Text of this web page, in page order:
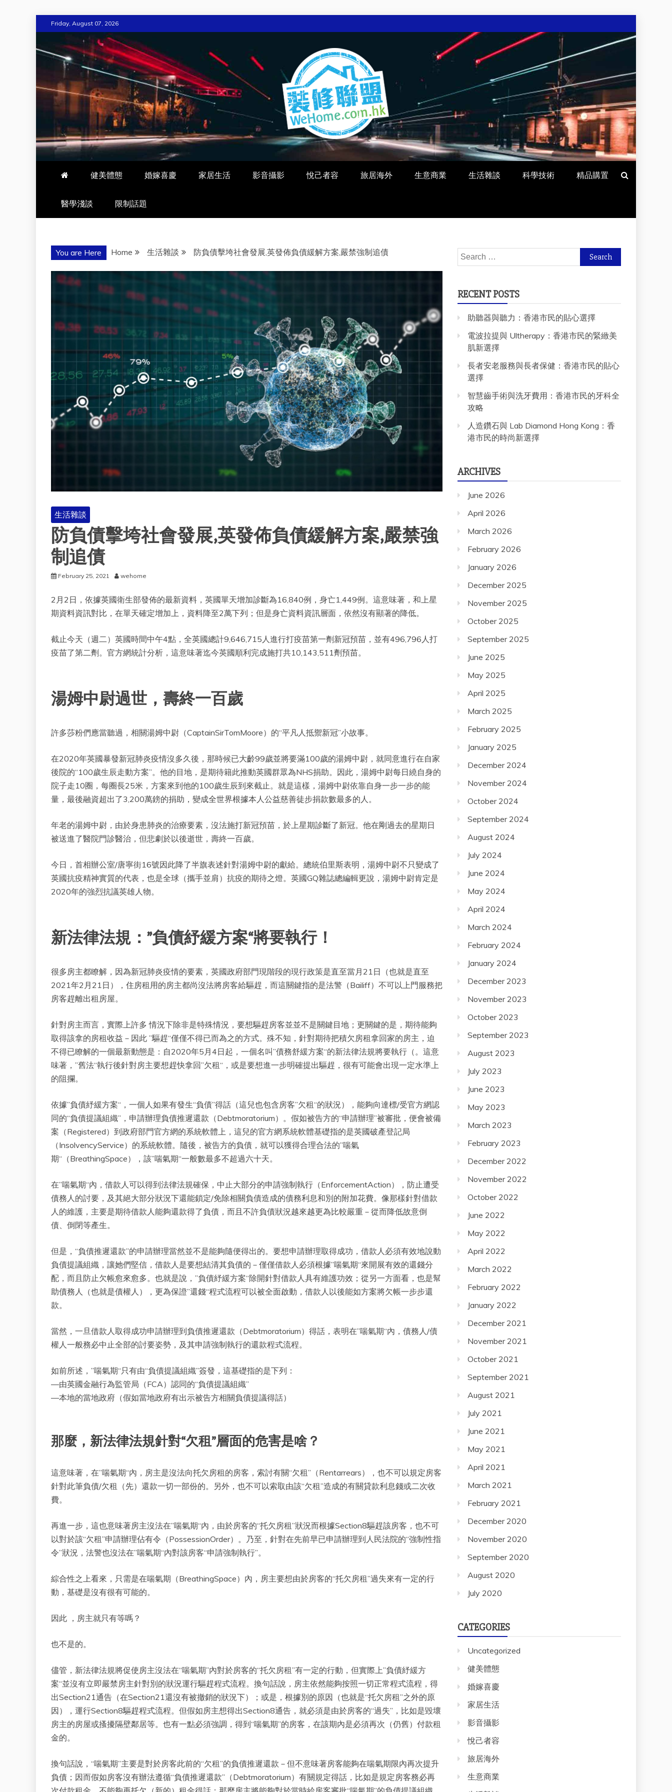
to
content
Friday, August 07, 2026
WEHOME
愛回家
健美體態 婚嫁喜慶 家居生活 影音攝影 悅己者容 旅居海外 生意商業 生活雜談 科學技術 精品購置
醫學淺談 限制話題
You are Here Home 生活雜談 防負債擊垮社會發展,英發佈負債緩解方案,嚴禁強制追債
生活雜談
防負債擊垮社會發展,英發佈負債緩解方案,嚴禁強
制追債
February 25, 2021 wehome
2月2日，依據英國衛生部發佈的最新資料，英國單天增加診斷為16,840例，身亡1,449例。這意味著，和上星
期資料資訊對比，在單天確定增加上，資料降至2萬下列；但是身亡資料資訊層面，依然沒有顯著的降低。
截止今天（週二）英國時間中午4點，全英國總計9,646,715人進行打疫苗第一劑新冠預苗，並有496,796人打
疫苗了第二劑。官方網統計分析，這意味著迄今英國順利完成施打共10,143,511劑預苗。
湯姆中尉過世，壽終一百歲
許多莎粉們應當聽過，相關湯姆中尉（CaptainSirTomMoore）的“平凡人抵禦新冠”小故事。
在2020年英國暴發新冠肺炎疫情沒多久後，那時候已大齡99歲並將要滿100歲的湯姆中尉，就同意進行在自家
後院的“100歲生辰走動方案”。他的目地，是期待籍此推動英國群眾為NHS捐助。因此，湯姆中尉每日繞自身的
院子走10圈，每圈長25米，方案來到他的100歲生辰到來截止。就是這樣，湯姆中尉依靠自身一步一步的能
量，最後融資超出了3,200萬鎊的捐助，變成全世界根據本人公益慈善徒步捐款數最多的人。
年老的湯姆中尉，由於身患肺炎的治療要素，沒法施打新冠預苗，於上星期診斷了新冠。他在剛過去的星期日
被送進了醫院門診醫治，但悲劇於以後逝世，壽終一百歲。
今日，首相辦公室/唐寧街16號因此降了半旗表述針對湯姆中尉的獻給。總統伯里斯表明，湯姆中尉不只變成了
英國抗疫精神實質的代表，也是全球（攜手並肩）抗疫的期待之燈。英國GQ雜誌總編輯更說，湯姆中尉肯定是
2020年的強烈抗議英雄人物。
新法律法規：”負債紓緩方案“將要執行！
很多房主都瞭解，因為新冠肺炎疫情的要素，英國政府部門現階段的現行政策是直至當月21日（也就是直至
2021年2月21日），住房租用的房主都尚沒法將房客給驅趕，而這關鍵指的是法警（Bailiff）不可以上門服務把
房客趕離出租房屋。
針對房主而言，實際上許多 情況下除非是特殊情況，要想驅趕房客並並不是關鍵目地；更關鍵的是，期待能夠
取得該拿的房租收益－因此 ”驅趕“僅僅不得已而為之的方式。殊不知，針對期待把積欠房租拿回家的房主，迫
不得已瞭解的一個最新動態是：自2020年5月4日起，一個名叫”債務舒緩方案“的新法律法規將要執行（。這意
味著，”舊法“執行後針對房主要想趕快拿回”欠租“，或是要想進一步明確提出驅趕，很有可能會出現一定水準上
的阻攔。
依據”負債紓緩方案“，一個人如果有發生“負債”得話（這兒也包含房客”欠租“的狀況），能夠向達標/受官方網認
同的“負債提議組織”，申請辦理負債推遲還款（Debtmoratorium）。假如被告方的“申請辦理”被審批，便會被備
案（Registered）到政府部門官方網的系統軟體上，這兒的官方網系統軟體基礎指的是英國破產登記局
（InsolvencyService）的系統軟體。隨後，被告方的負債，就可以獲得合理合法的”喘氣
期“（BreathingSpace），該”喘氣期“一般數最多不超過六十天。
在”喘氣期“內，借款人可以得到法律法規確保，中止大部分的申請強制執行（EnforcementAction），防止遭受
債務人的討要，及其絕大部分狀況下還能鎖定/免除相關負債造成的債務利息和別的附加花費。像那樣針對借款
人的維護，主要是期待借款人能夠還款得了負債，而且不許負債狀況越來越更為比較嚴重－從而降低故意倒
債、倒閉等產生。
但是，“負債推遲還款”的申請辦理當然並不是能夠隨便得出的。要想申請辦理取得成功，借款人必須有效地說動
負債提議組織，讓她們堅信，借款人是要想結清其負債的－僅僅借款人必須根據”喘氣期“來開展有效的還錢分
配，而且防止欠帳愈來愈多。也就是說，”負債紓緩方案“除開針對借款人具有維護功效；從另一方面看，也是幫
助債務人（也就是債權人），更為保證”還錢“程式流程可以被全面啟動，借款人以後能如方案將欠帳一步步還
款。
當然，一旦借款人取得成功申請辦理到負債推遲還款（Debtmoratorium）得話，表明在”喘氣期“內，債務人/債
權人一般務必中止全部的討要姿勢，及其申請強制執行的還款程式流程。
如前所述，”喘氣期“只有由“負債提議組織”簽發，這基礎指的是下列：
—由英國金融行為監管局（FCA）認同的“負債提議組織”
—本地的當地政府（假如當地政府有出示被告方相關負債提議得話）
那麼，新法律法規針對“欠租”層面的危害是啥？
這意味著，在”喘氣期“內，房主是沒法向托欠房租的房客，索討有關“欠租”（Rentarrears），也不可以規定房客
針對此筆負債/欠租（先）還款一切一部份的。另外，也不可以索取由該“欠租”造成的有關貸款利息錢或二次收
費。
再進一步，這也意味著房主沒法在”喘氣期“內，由於房客的“托欠房租”狀況而根據Section8驅趕該房客，也不可
以對於該“欠租”申請辦理佔有令（PossessionOrder）。乃至，針對在先前早已申請辦理到人民法院的“強制性指
令”狀況，法警也沒法在”喘氣期“內對該房客“申請強制執行”。
綜合性之上看來，只需是在喘氣期（BreathingSpace）內，房主要想由於房客的“托欠房租”過失來有一定的行
動，基礎是沒有很有可能的。
因此 ，房主就只有等嗎？
也不是的。
儘管，新法律法規將促使房主沒法在“喘氣期”內對於房客的“托欠房租”有一定的行動，但實際上”負債紓緩方
案“並沒有立即嚴禁房主針對別的狀況運行驅趕程式流程。換句話說，房主依然能夠按照一切正常程式流程，得
出Section21通告（在Section21還沒有被撤銷的狀況下）；或是，根據別的原因（也就是“托欠房租”之外的原
因），運行Section8驅趕程式流程。但假如房主想得出Section8通告，就必須是由於房客的“過失”，比如是毀壞
房主的房屋或搔擾隔壁鄰居等。也有一點必須強調，得到“喘氣期”的房客，在該期內是必須再次（仍舊）付款租
金的。
換句話說，“喘氣期”主要是對於房客此前的“欠租”的負債推遲還款－但不意味著房客能夠在喘氣期限內再次提升
負債；因而假如房客沒有辦法遵循“負債推遲還款”（Debtmoratorium）有關規定得話，比如是規定房客務必再
Search
for:
RECENT POSTS
助聽器與聽力：香港市民的貼心選擇
電波拉提與 Ultherapy：香港市民的緊緻美
肌新選擇
長者安老服務與長者保健：香港市民的貼心
選擇
智慧齒手術與洗牙費用：香港市民的牙科全
攻略
人造鑽石與 Lab Diamond Hong Kong：香
港市民的時尚新選擇
ARCHIVES
June 2026
April 2026
March 2026
February 2026
January 2026
December 2025
November 2025
October 2025
September 2025
June 2025
May 2025
April 2025
March 2025
February 2025
January 2025
December 2024
November 2024
October 2024
September 2024
August 2024
July 2024
June 2024
May 2024
April 2024
March 2024
February 2024
January 2024
December 2023
November 2023
October 2023
September 2023
August 2023
July 2023
June 2023
May 2023
March 2023
February 2023
December 2022
November 2022
October 2022
June 2022
May 2022
April 2022
March 2022
February 2022
January 2022
December 2021
November 2021
October 2021
September 2021
August 2021
July 2021
June 2021
May 2021
April 2021
March 2021
February 2021
December 2020
November 2020
September 2020
August 2020
July 2020
CATEGORIES
Uncategorized
健美體態
婚嫁喜慶
家居生活
影音攝影
悅己者容
旅居海外
生意商業